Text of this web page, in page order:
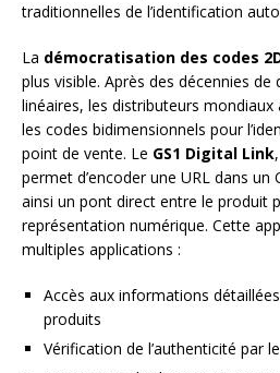
traditionnelles de l’identification
La démocratisation des codes
plus visible. Après des décennies
linéaires, les distributeurs
les codes bidimensionnels pour
point de vente. Le GS1 Digital Link
permet d’encoder une URL dans
ainsi un pont direct entre le produit
représentation numérique. Cette
multiples applications :
Accès aux informations
produits
Vérification de l’authenticité par